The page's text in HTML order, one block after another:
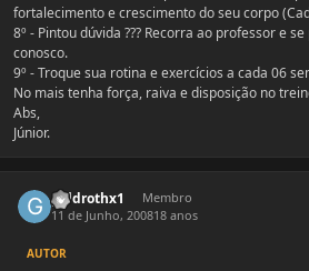
fortalecimento e crescimento do seu corpo
8º - Pintou dúvida ??? Recorra ao professor e
conosco.
9º - Troque sua rotina e exercícios a cada 06
No mais tenha força, raiva e disposição no
Abs,
Júnior.
galdrothx1
Membro
11 de Junho, 200818 anos
AUTOR